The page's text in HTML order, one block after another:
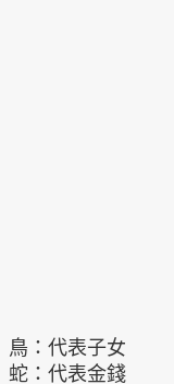
鳥：代表子女
蛇：代表金錢